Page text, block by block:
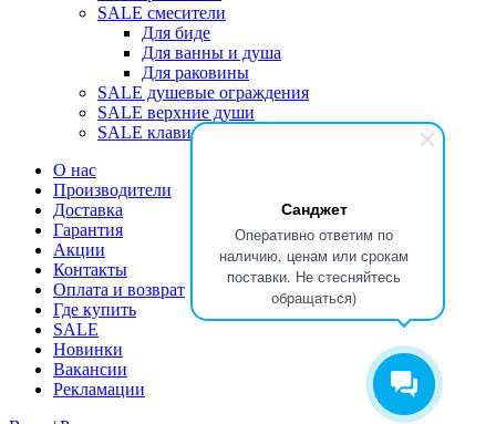
Санджет
Оперативно ответим по
наличию, ценам или срокам
поставки. Не стесняйтесь
обращаться)
SALE смесители
Для биде
Для ванны и душа
Для раковины
SALE душевые ограждения
SALE верхние души
SALE клавиши
О нас
Производители
Доставка
Гарантия
Акции
Контакты
Оплата и возврат
Где купить
SALE
Новинки
Вакансии
Рекламации